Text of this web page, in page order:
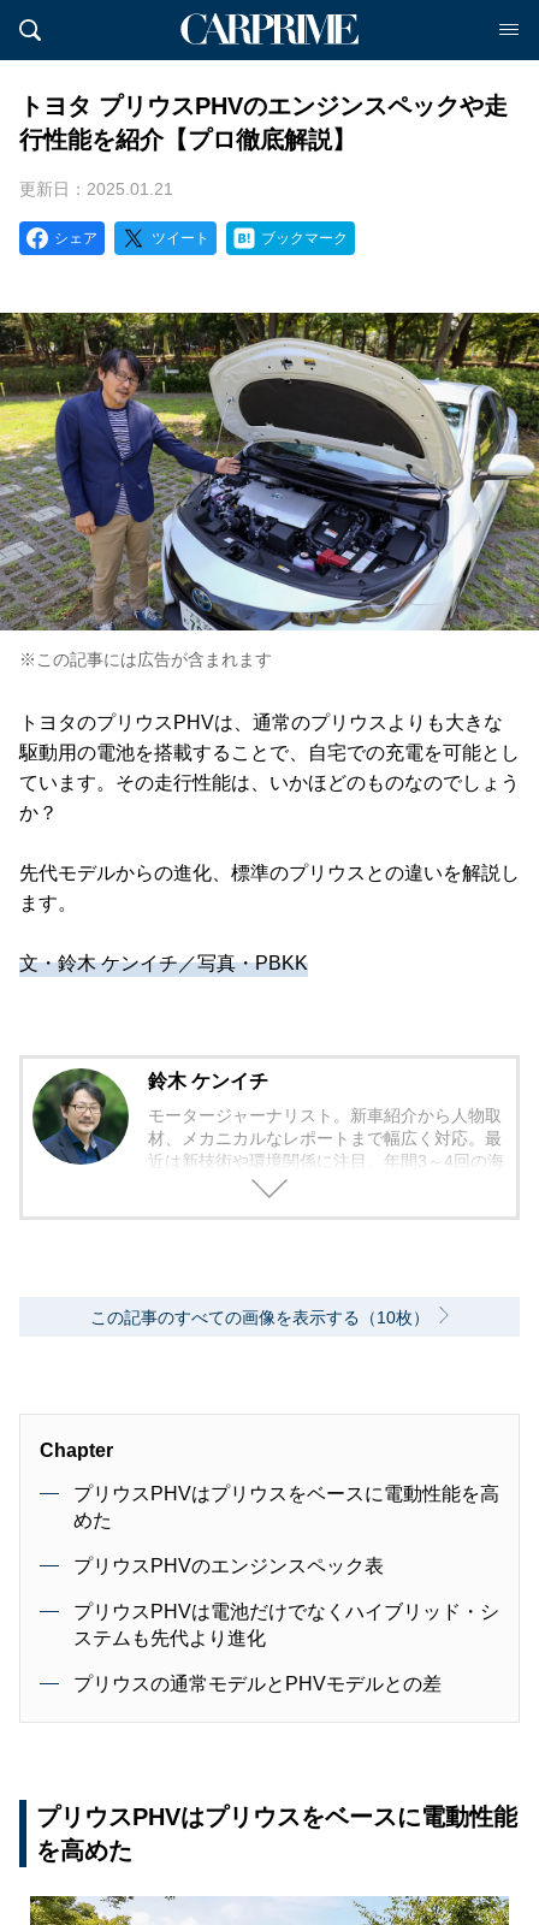
トヨタ プリウスPHVのエンジンスペックや走
行性能を紹介【プロ徹底解説】
更新日：2025.01.21
シェア ツイート ブックマーク
※この記事には広告が含まれます
トヨタのプリウスPHVは、通常のプリウスよりも大きな
駆動用の電池を搭載することで、自宅での充電を可能とし
ています。その走行性能は、いかほどのものなのでしょう
か？
先代モデルからの進化、標準のプリウスとの違いを解説し
ます。
文・鈴木 ケンイチ／写真・PBKK
鈴木 ケンイチ
モータージャーナリスト。新車紹介から人物取
材、メカニカルなレポートまで幅広く対応。最
近は新技術や環境関係に注目。年間3～4回の海
外モーターショー取材を実施。レース経験あ
この記事のすべての画像を表示する（10枚）
Chapter
プリウスPHVはプリウスをベースに電動性能を高
めた
プリウスPHVのエンジンスペック表
プリウスPHVは電池だけでなくハイブリッド・シ
ステムも先代より進化
プリウスの通常モデルとPHVモデルとの差
プリウスPHVはプリウスをベースに電動性能
を高めた